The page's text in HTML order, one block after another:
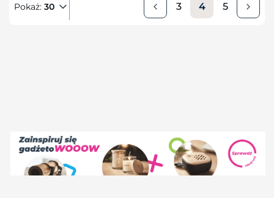
Pokaż: 30 3 4 5